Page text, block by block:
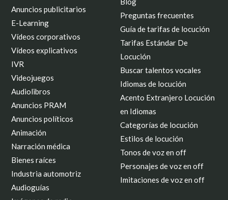
Anuncios publicitarios
E-Learning
Vídeos corporativos
Vídeos explicativos
IVR
Videojuegos
Audiolibros
Anuncios PRAM
Anuncios políticos
Animación
Narración médica
Bienes raíces
Industria automotriz
Audioguías
Preguntas frecuentes
Guía de tarifas de locución
Tarifas Estándar De
Locución
Buscar talentos vocales
Idiomas de locución
Acento Extranjero Locución
en Idiomas
Categorías de locución
Estilos de locución
Tonos de voz en off
Personajes de voz en off
Imitaciones de voz en off